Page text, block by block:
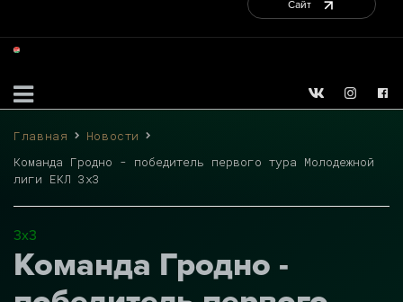
Сайт
Главная
Новости
Команда Гродно - победитель первого тура Молодежной
лиги ЕКЛ 3х3
3х3
Команда Гродно -